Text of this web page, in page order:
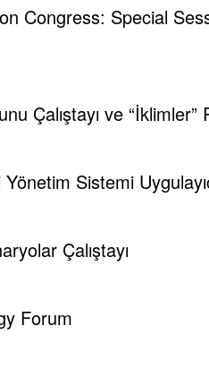
Congress: Special
Çalıştayı ve
Sistemi
Çalıştayı
Forum